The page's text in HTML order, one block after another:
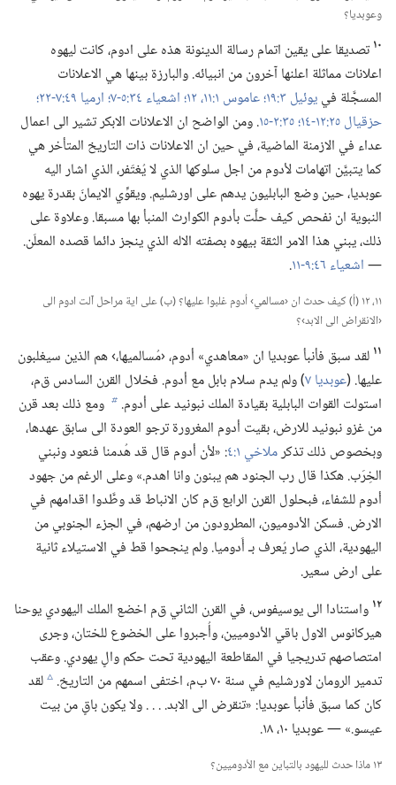
وعوبديا؟‏
١٠تصديقا على يقين اتمام رسالة الدينونة هذه على ادوم،‏ كانت ليهوه
اعلانات مماثلة اعلنها آخرون من انبيائه.‏ والبارزة بينها هي الاعلانات
المسجَّلة فييوئيل ٣:‏١٩؛‏ عاموس ١:‏​١١،‏ ١٢؛‏ اشعياء ٣٤:‏​٥-‏٧؛‏
ارميا ٤٩:‏​٧-‏٢٢؛‏
حزقيال ٢٥:‏​١٢-‏١٤؛‏
‏.‏ ومن الواضح ان الاعلانات الابكر تشير الى اعمال
عداء في الازمنة الماضية،‏ في حين ان الاعلانات ذات التاريخ المتأخر هي
كما يتبيَّن اتهامات لأدوم من اجل سلوكها الذي لا يُغتَفر،‏ الذي اشار اليه
عوبديا،‏ حين وضع البابليون يدهم على اورشليم.‏ ويقوِّي الايمانَ بقدرة يهوه
النبوية ان نفحص كيف حلَّت بأدوم الكوارث المنبأ بها مسبقا.‏ وعلاوة على
ذلك،‏ يبني هذا الامر الثقة بيهوه بصفته الاله الذي ينجز دائما قصده المعلَن.‏
—‏اشعياء ٤٦:‏​٩-‏١١ ‏.‏
١١،‏ ١٢ (‏أ)‏ كيف حدث ان ‹مسالمي› أدوم غلبوا عليها؟‏ (‏ب)‏ على اية مراحل آلت ادوم الى
‹الانقراض الى الابد›؟‏
١١ لقد سبق فأنبأ عوبديا ان «معاهدي» أدوم،‏ ‹مُسالميها،‏› هم الذين سيغلبون
عليها.‏ (‏عوبديا ٧ ‏)‏ ولم يدم سلام بابل مع أدوم.‏ فخلال القرن السادس ق‌م،‏
استولت القوات البابلية بقيادة الملك نبونيد على أدوم.‏ b ومع ذلك بعد قرن
من غزو نبونيد للارض،‏ بقيت أدوم المغرورة ترجو العودة الى سابق عهدها،‏
وبخصوص ذلك تذكرملاخي ١:‏٤
‏:‏ «لأن أدوم قال قد هُدمنا فنعود ونبني
الخِرَب.‏ هكذا قال رب الجنود هم يبنون وانا اهدم.‏» وعلى الرغم من جهود
أدوم للشفاء،‏ فبحلول القرن الرابع ق‌م كان الانباط قد وطَّدوا اقدامهم في
الارض.‏ فسكن الأدوميون،‏ المطرودون من ارضهم،‏ في الجزء الجنوبي من
اليهودية،‏ الذي صار يُعرف بـ‍ أَدوميا.‏ ولم ينجحوا قط في الاستيلاء ثانية
على ارض سعير.‏
١٢ واستنادا الى يوسيفوس،‏ في القرن الثاني ق‌م اخضع الملك اليهودي يوحنا
هيركانوس الاول باقي الأدوميين،‏ وأُجبروا على الخضوع للختان،‏ وجرى
امتصاصهم تدريجيا في المقاطعة اليهودية تحت حكم والٍ يهودي.‏ وعقب
تدمير الرومان لاورشليم في سنة ٧٠ ب‌م،‏ اختفى اسمهم من التاريخ.‏
cلقد
كان كما سبق فأنبأ عوبديا:‏ «تنقرض الى الابد.‏ .‏ .‏ .‏ ولا يكون باقٍ من بيت
عيسو.‏» —‏ عوبديا ١٠،‏ ١٨.‏
١٣ ماذا حدث لليهود بالتباين مع الأدوميين؟‏